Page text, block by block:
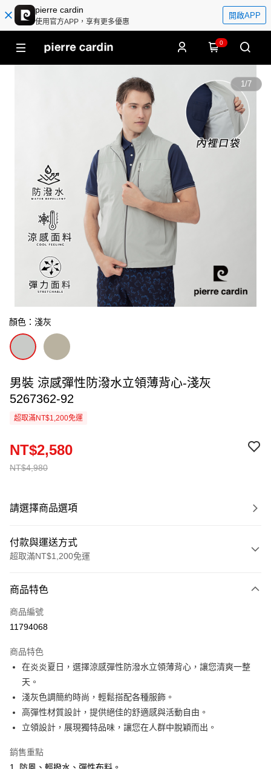
pierre cardin
使用官方APP，享有更多優惠
開啟APP
0
1/7
顏色：淺灰
男裝 涼感彈性防潑水立領薄背心-淺灰
5267362-92
超取滿NT$1,200免運
NT$4,980
NT$2,580
請選擇商品選項
付款與運送方式
超取滿NT$1,200免運
信用卡一次付款
超商取貨付款
Apple Pay
悠遊付
Google Pay
ATM付款
商品特色
商品編號
11794068
商品特色
在炎炎夏日，選擇涼感彈性防潑水立領薄背心，讓您清爽一整
天。
淺灰色調簡約時尚，輕鬆搭配各種服飾。
高彈性材質設計，提供絕佳的舒適感與活動自由。
立領設計，展現獨特品味，讓您在人群中脫穎而出。
銷售重點